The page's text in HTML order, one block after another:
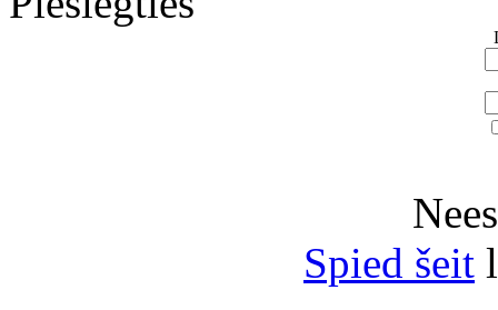
Spied šeit